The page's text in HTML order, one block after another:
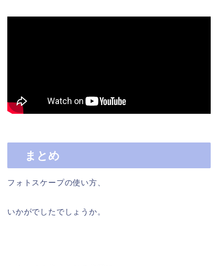
まとめ
フォトスケープの使い方、
いかがでしたでしょうか。